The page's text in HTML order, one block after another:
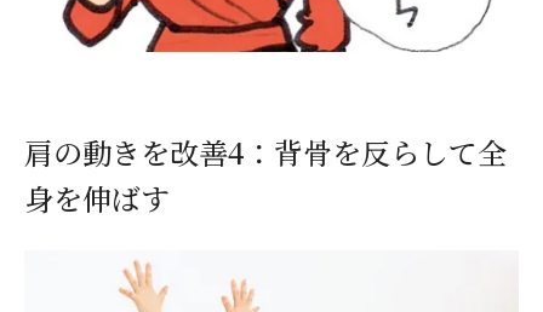
肩の動きを改善4：背骨を反らして全
身を伸ばす